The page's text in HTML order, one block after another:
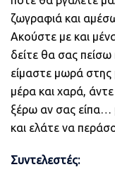
ζωγραφιά και
Ακούστε με και
δείτε θα σας
είμαστε μωρά στης
μέρα και χαρά,
ξέρω αν σας
και ελάτε να
Συντελεστές: